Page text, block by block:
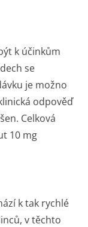
k účinkům
se
je možno
odpověď
Celková
10 mg
k tak rychlé
v těchto